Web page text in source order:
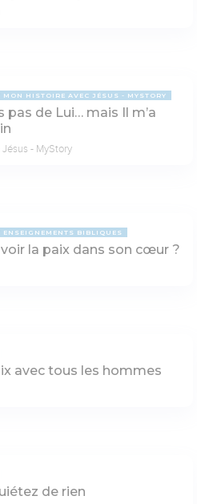
MON HISTOIRE AVEC JÉSUS - MYSTORY
pas de Lui… mais Il m’a
- MyStory
ENSEIGNEMENTS BIBLIQUES
la paix dans son cœur ?
avec tous les hommes
de rien